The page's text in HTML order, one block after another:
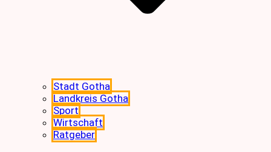
Stadt Gotha
Landkreis Gotha
Sport
Wirtschaft
Ratgeber